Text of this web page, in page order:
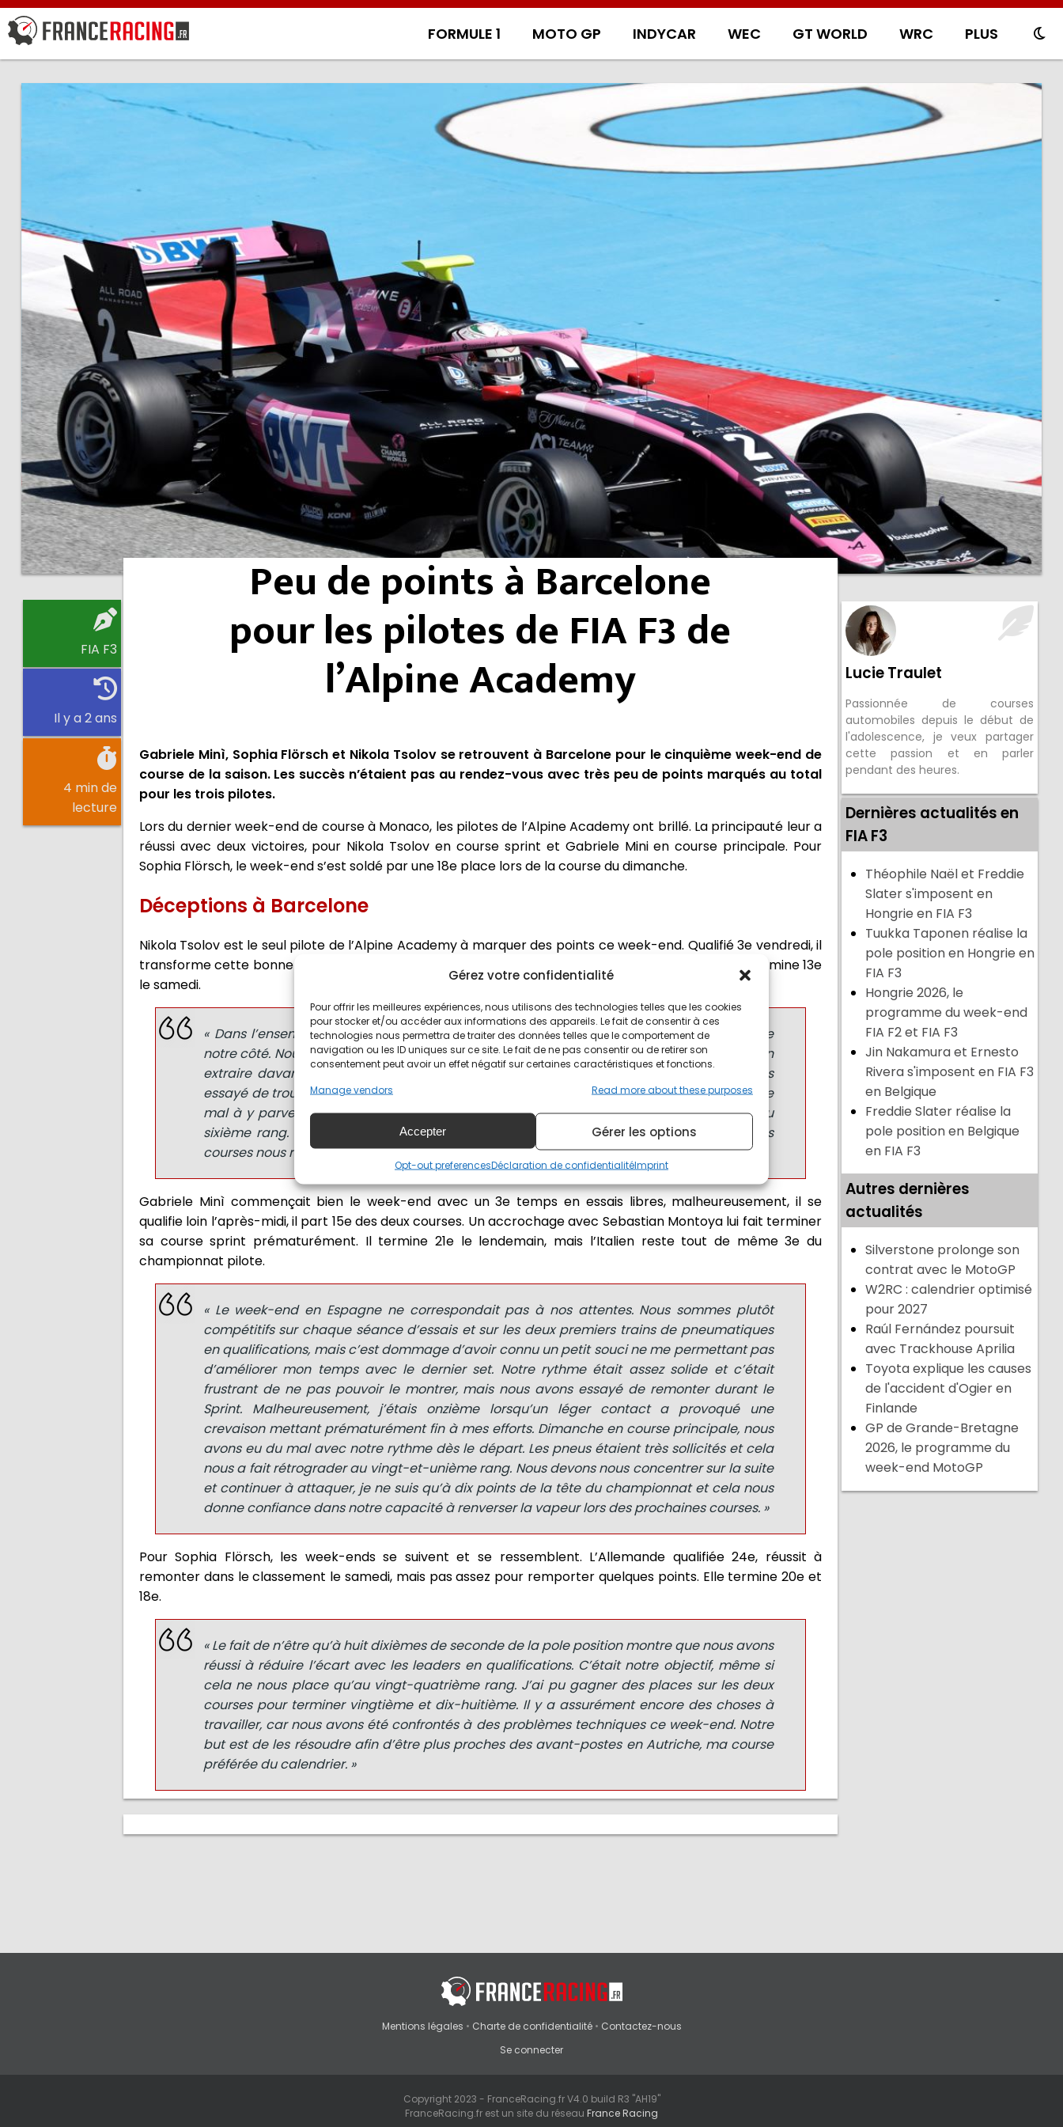
Gérez votre confidentialité
Pour offrir les meilleures expériences, nous utilisons des technologies telles que les cookies
pour stocker et/ou accéder aux informations des appareils. Le fait de consentir à ces
technologies nous permettra de traiter des données telles que le comportement de
navigation ou les ID uniques sur ce site. Le fait de ne pas consentir ou de retirer son
consentement peut avoir un effet négatif sur certaines caractéristiques et fonctions.
Manage vendors
Read more about these purposes
Accepter Gérer les options
Opt-out preferencesDéclaration de confidentialitéImprint
FORMULE 1 MOTO GP INDYCAR WEC GT WORLD WRC PLUS
FIA F3
Il y a 2 ans
4 min de
lecture
Peu de points à Barcelone
pour les pilotes de FIA F3 de
l’Alpine Academy
Gabriele Minì, Sophia Flörsch et Nikola Tsolov se retrouvent à Barcelone pour le cinquième week-end de
course de la saison. Les succès n’étaient pas au rendez-vous avec très peu de points marqués au total
pour les trois pilotes.
Lors du dernier week-end de course à Monaco, les pilotes de l’Alpine Academy ont brillé. La principauté leur a
réussi avec deux victoires, pour Nikola Tsolov en course sprint et Gabriele Mini en course principale. Pour
Sophia Flörsch, le week-end s’est soldé par une 18e place lors de la course du dimanche.
Déceptions à Barcelone
Nikola Tsolov est le seul pilote de l’Alpine Academy à marquer des points ce week-end. Qualifié 3e vendredi, il
transforme cette bonne qualification en une 6e place lors de la course principale du dimanche. Il termine 13e
le samedi.
« Dans l’ensemble, c’était un week-end positif, marqué par de grands pas en avant de
notre côté. Nous nous sommes qualifiés troisièmes, mais j’ai l’impression que j’aurais pu en
extraire davantage encore pour aller chercher la pole position. Après cela, nous avons
essayé de trouver le bon équilibre en course, mais il semble que nous ayons eu un peu de
mal à y parvenir, ce qui nous a légèrement fait reculer lors de la course longue finie au
sixième rang. Je suis satisfait et j’attends avec impatience ce que les deux prochaines
courses nous réservent. »
Gabriele Minì commençait bien le week-end avec un 3e temps en essais libres, malheureusement, il se
qualifie loin l’après-midi, il part 15e des deux courses. Un accrochage avec Sebastian Montoya lui fait terminer
sa course sprint prématurément. Il termine 21e le lendemain, mais l’Italien reste tout de même 3e du
championnat pilote.
« Le week-end en Espagne ne correspondait pas à nos attentes. Nous sommes plutôt
compétitifs sur chaque séance d’essais et sur les deux premiers trains de pneumatiques
en qualifications, mais c’est dommage d’avoir connu un petit souci ne me permettant pas
d’améliorer mon temps avec le dernier set. Notre rythme était assez solide et c’était
frustrant de ne pas pouvoir le montrer, mais nous avons essayé de remonter durant le
Sprint. Malheureusement, j’étais onzième lorsqu’un léger contact a provoqué une
crevaison mettant prématurément fin à mes efforts. Dimanche en course principale, nous
avons eu du mal avec notre rythme dès le départ. Les pneus étaient très sollicités et cela
nous a fait rétrograder au vingt-et-unième rang. Nous devons nous concentrer sur la suite
et continuer à attaquer, je ne suis qu’à dix points de la tête du championnat et cela nous
donne confiance dans notre capacité à renverser la vapeur lors des prochaines courses. »
Pour Sophia Flörsch, les week-ends se suivent et se ressemblent. L’Allemande qualifiée 24e, réussit à
remonter dans le classement le samedi, mais pas assez pour remporter quelques points. Elle termine 20e et
18e.
« Le fait de n’être qu’à huit dixièmes de seconde de la pole position montre que nous avons
réussi à réduire l’écart avec les leaders en qualifications. C’était notre objectif, même si
cela ne nous place qu’au vingt-quatrième rang. J’ai pu gagner des places sur les deux
courses pour terminer vingtième et dix-huitième. Il y a assurément encore des choses à
travailler, car nous avons été confrontés à des problèmes techniques ce week-end. Notre
but est de les résoudre afin d’être plus proches des avant-postes en Autriche, ma course
préférée du calendrier. »
Lucie Traulet
Passionnée de courses
automobiles depuis le début de
l'adolescence, je veux partager
cette passion et en parler
pendant des heures.
Dernières actualités en
FIA F3
Théophile Naël et Freddie
Slater s'imposent en
Hongrie en FIA F3
Tuukka Taponen réalise la
pole position en Hongrie en
FIA F3
Hongrie 2026, le
programme du week-end
FIA F2 et FIA F3
Jin Nakamura et Ernesto
Rivera s'imposent en FIA F3
en Belgique
Freddie Slater réalise la
pole position en Belgique
en FIA F3
Autres dernières
actualités
Silverstone prolonge son
contrat avec le MotoGP
W2RC : calendrier optimisé
pour 2027
Raúl Fernández poursuit
avec Trackhouse Aprilia
Toyota explique les causes
de l'accident d'Ogier en
Finlande
GP de Grande-Bretagne
2026, le programme du
week-end MotoGP
Mentions légales • Charte de confidentialité• Contactez-nous
Se connecter
Copyright 2023 - FranceRacing.fr V4.0 build R3 "AH19"
FranceRacing.fr est un site du réseau France Racing